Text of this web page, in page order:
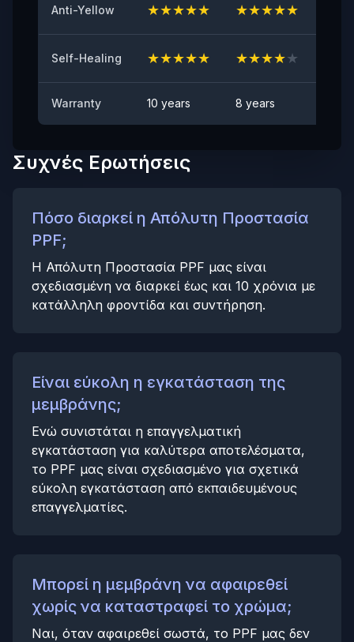
Δοκιμή κατά των χτυπημάτων από πέτρες
ΕΠΙΤΥΧΙΑ
Αντι-λεκιαστικό
Anti-Yellow ★★★★★ ★★★★★
Self-Healing ★★★★★ ★★★★★
Warranty 10 years 8 years
Συχνές Ερωτήσεις
Πόσο διαρκεί η Απόλυτη Προστασία
PPF;
Η Απόλυτη Προστασία PPF μας είναι
σχεδιασμένη να διαρκεί έως και 10 χρόνια με
κατάλληλη φροντίδα και συντήρηση.
Είναι εύκολη η εγκατάσταση της
μεμβράνης;
Ενώ συνιστάται η επαγγελματική
εγκατάσταση για καλύτερα αποτελέσματα,
το PPF μας είναι σχεδιασμένο για σχετικά
εύκολη εγκατάσταση από εκπαιδευμένους
επαγγελματίες.
Μπορεί η μεμβράνη να αφαιρεθεί
χωρίς να καταστραφεί το χρώμα;
Ναι, όταν αφαιρεθεί σωστά, το PPF μας δεν